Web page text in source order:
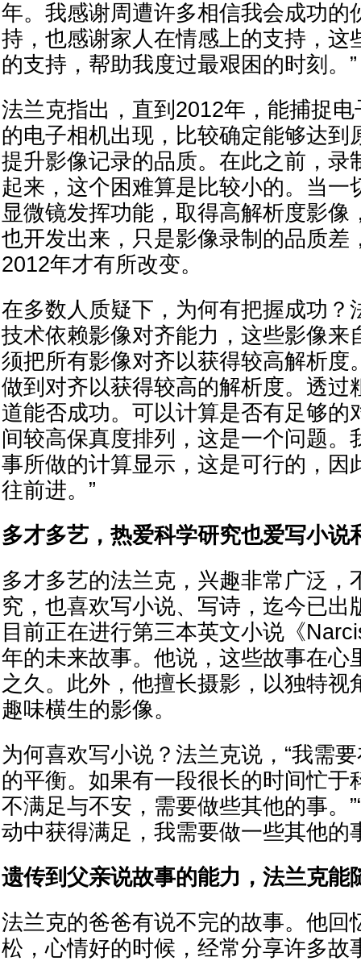
年。我感谢周遭许多相信我会成功的
持，也感谢家人在情感上的支持，这
的支持，帮助我度过最艰困的时刻。”
法兰克指出，直到2012年，能捕捉
的电子相机出现，比较确定能够达到
提升影像记录的品质。在此之前，录
起来，这个困难算是比较小的。当一
显微镜发挥功能，取得高解析度影像
也开发出来，只是影像录制的品质差
2012年才有所改变。
在多数人质疑下，为何有把握成功？
技术依赖影像对齐能力，这些影像来
须把所有影像对齐以获得较高解析度
做到对齐以获得较高的解析度。透过
道能否成功。可以计算是否有足够的
间较高保真度排列，这是一个问题。
事所做的计算显示，这是可行的，因
往前进。”
多才多艺，热爱科学研究也爱写小说
多才多艺的法兰克，兴趣非常广泛，
究，也喜欢写小说、写诗，迄今已出
目前正在进行第三本英文小说《
年的未来故事。他说，这些故事在心
之久。此外，他擅长摄影，以独特视
趣味横生的影像。
为何喜欢写小说？法兰克说，“我需
的平衡。如果有一段很长的时间忙于
不满足与不安，需要做些其他的事。
动中获得满足，我需要做一些其他的
遗传到父亲说故事的能力，法兰克能
法兰克的爸爸有说不完的故事。他回
松，心情好的时候，经常分享许多故